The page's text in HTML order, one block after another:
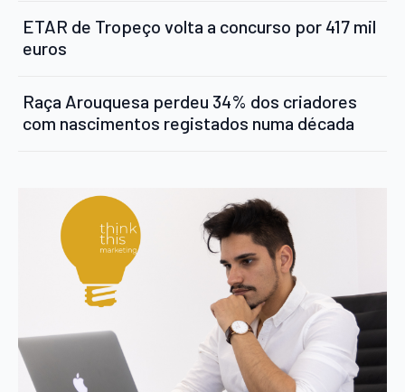
ETAR de Tropeço volta a concurso por 417 mil
euros
Raça Arouquesa perdeu 34% dos criadores
com nascimentos registados numa década